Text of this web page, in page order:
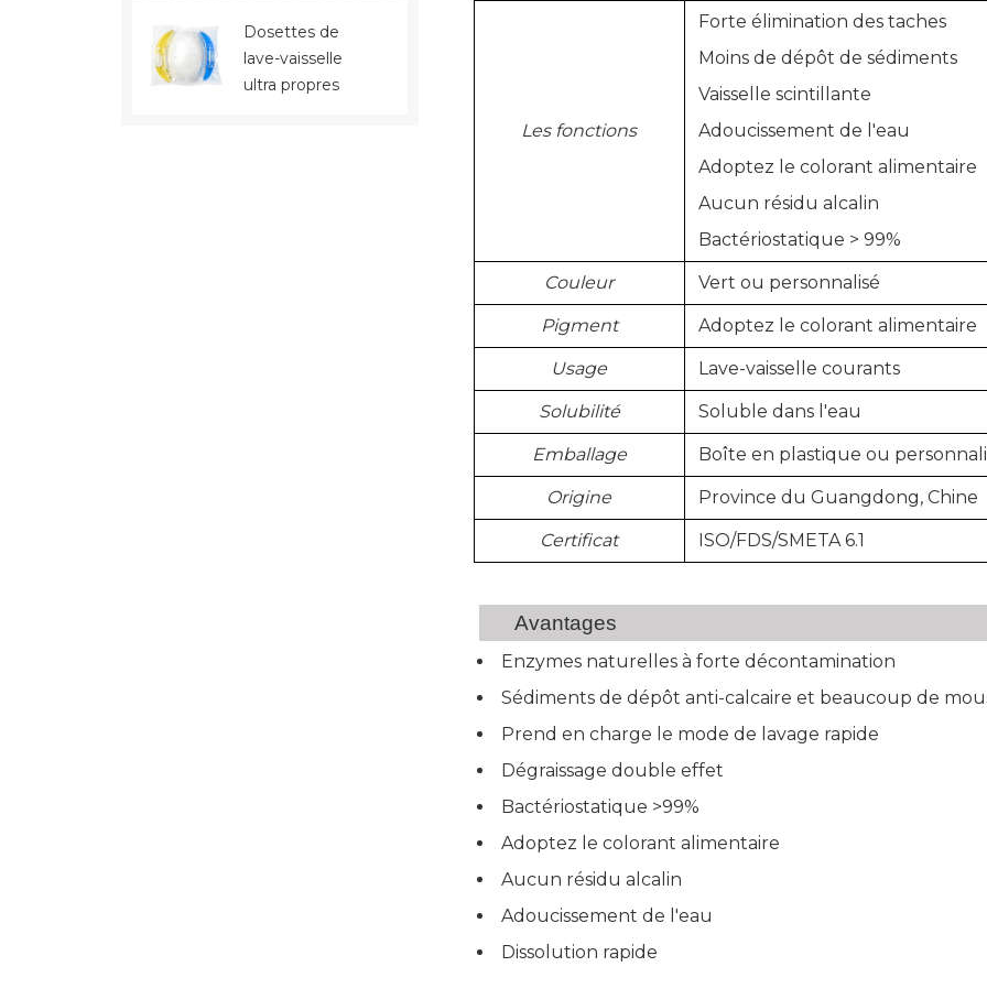
Les fonctions
Forte élimination des taches
Moins de dépôt de sédiments
Vaisselle scintillante
Adoucissement de l'eau
Adoptez le colorant alimentaire
Aucun résidu alcalin
Bactériostatique > 99%
Couleur Vert ou personnalisé
Pigment Adoptez le colorant alimentaire
Usage Lave-vaisselle courants
Solubilité Soluble dans l'eau
Emballage Boîte en plastique ou
Origine Province du Guangdong, Chine
Certificat ISO/FDS/SMETA 6.1
Avantages
Enzymes naturelles à forte décontamination
Sédiments de dépôt anti-calcaire et beaucoup de
Prend en charge le mode de lavage rapide
Dégraissage double effet
Bactériostatique >99%
Adoptez le colorant alimentaire
Aucun résidu alcalin
Adoucissement de l'eau
Dissolution rapide
Dosettes de
lave-vaisselle
ultra propres